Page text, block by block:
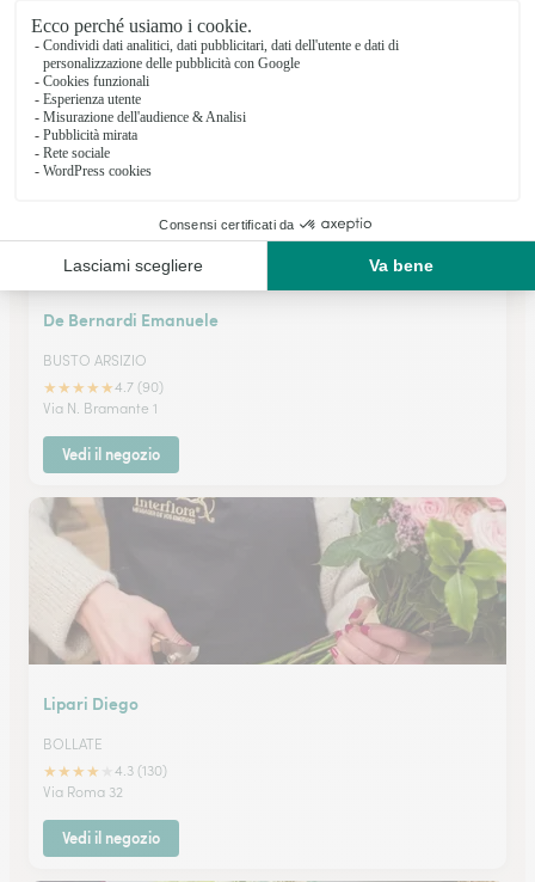
VIA MILANO 4
Vedi il negozio
De Bernardi Emanuele
BUSTO ARSIZIO
★★★★★4.7 (90)
Via N. Bramante 1
Vedi il negozio
Lipari Diego
BOLLATE
★★★★
4.3 (130)
Via Roma 32
Vedi il negozio